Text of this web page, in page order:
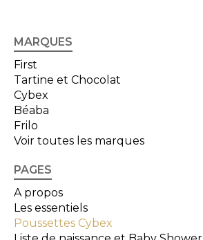
MARQUES
First
Tartine et Chocolat
Cybex
Béaba
Frilo
Voir toutes les marques
PAGES
A propos
Les essentiels
Poussettes Cybex